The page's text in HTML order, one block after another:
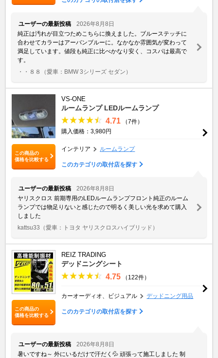
ユーザーの最新投稿
2026年8月8日
純正は汚れが目立つためこちらに換えました。ブルーステッチに
合わせてカラーはアーバンブルーに。なかなか雰囲気が変わって
満足しています。値段も純正に比べかなり安く、コスパは最高で
す。
・・８８
（愛車：BMW 3シリーズ セダン）
この商品の
価格を比較する
VS-ONE
ルームランプ LEDルームランプ
4.71
（7件）
購入価格：3,980円
インテリア ルームランプ
このカテゴリの取付店を探す
ユーザーの最新投稿
2026年8月8日
ヤリスクロス 前期専用のLEDルームランプフロント純正のルーム
ランプでは物足りないと感じたので明るく美しい光を求めて購入
しました
kattsu33 （愛車：トヨタ ヤリスクロスハイブリッド）
この商品の
価格を比較する
REIZ TRADING
デッドニングシート
4.75 （122件）
カーオーディオ、ビジュアル デッドニング用品
このカテゴリの取付店を探す
ユーザーの最新投稿
2026年8月8日
暑いですね～ 外にいるだけで汗だく💦 頑張って施工しました 制